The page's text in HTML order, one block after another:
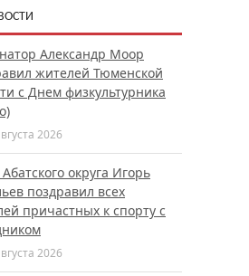
Александр Моор
жителей Тюменской
с Днем физкультурника
2026
Абатского округа Игорь
поздравил всех
причастных к спорту с
2026